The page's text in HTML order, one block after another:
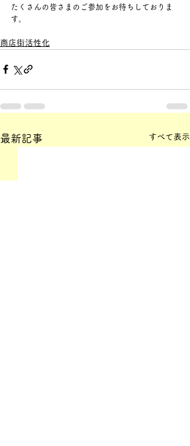
たくさんの皆さまのご参加をお待ちしておりま
す。
商店街活性化
最新記事 すべて表示